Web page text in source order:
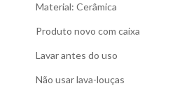
Material: Cerâmica
Produto novo com caixa
Lavar antes do uso
Não usar lava-louças